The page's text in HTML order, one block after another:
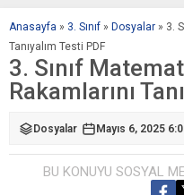
Anasayfa » 3. Sınıf » Dosyalar » 3.
Tanıyalım Testi PDF
3. Sınıf
Rakamlarını
Dosyalar Mayıs 6, 2025
BU KONUYU SOSYAL